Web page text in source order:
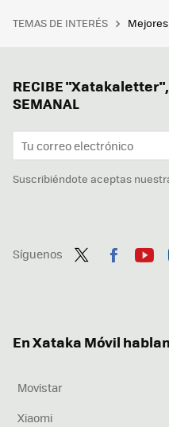
TEMAS DE INTERÉS
RECIBE "Xatakaletter",
SEMANAL
Suscribiéndote aceptas
Síguenos
En Xataka Móvil
Movistar
Xiaomi